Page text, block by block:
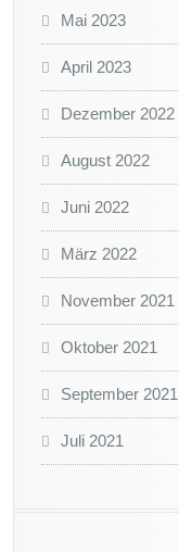
Mai 2023
April 2023
Dezember 2022
August 2022
Juni 2022
März 2022
November 2021
Oktober 2021
September 2021
Juli 2021